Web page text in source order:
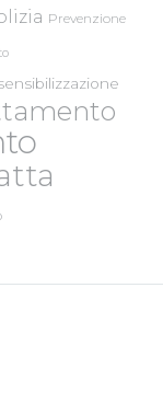
Prevenzione